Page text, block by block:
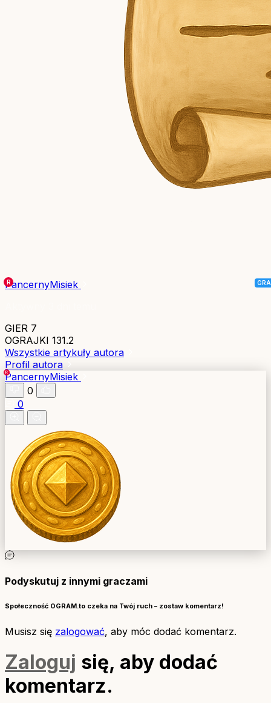
PancernyMisiek
GIER 7
OGRAJKI 131.2
Wszystkie artykuły autora
Profil autora
PancernyMisiek
0
0
Podyskutuj z innymi graczami
Społeczność OGRAM.to czeka na Twój ruch – zostaw komentarz!
Musisz się zalogować, aby móc dodać komentarz.
Zaloguj się, aby dodać
komentarz.